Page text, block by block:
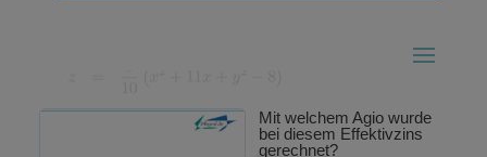
Mit welchem Agio wurde
bei diesem Effektivzins
gerechnet?